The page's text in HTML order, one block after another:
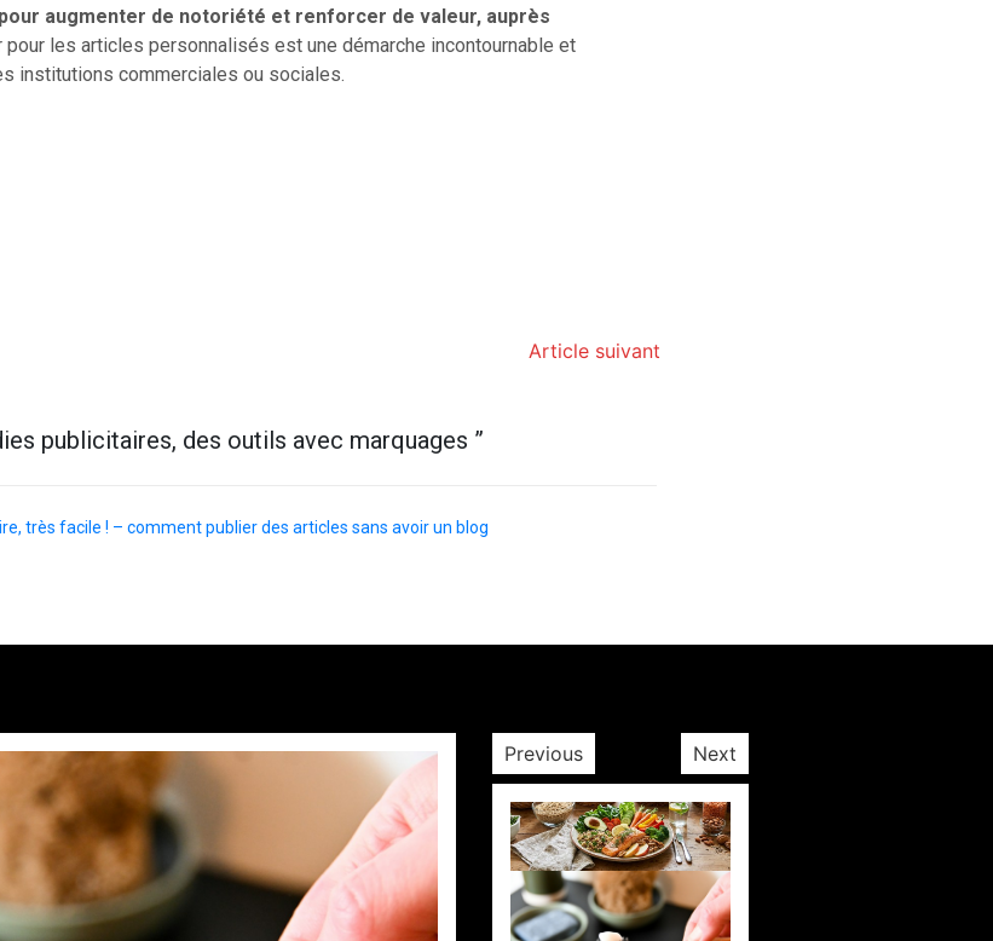
augmenter de notoriété et renforcer de valeur, auprès
pour les articles personnalisés est une démarche incontournable et
institutions commerciales ou sociales.
Article suivant
publicitaires, des outils avec marquages ”
très facile ! – comment publier des articles sans avoir un blog
Previous Next